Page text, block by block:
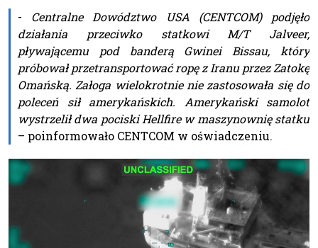
- Centralne Dowództwo USA (CENTCOM) podjęło
działania przeciwko statkowi M/T Jalveer,
pływającemu pod banderą Gwinei Bissau, który
próbował przetransportować ropę z Iranu przez Zatokę
Omańską. Załoga wielokrotnie nie zastosowała się do
poleceń sił amerykańskich. Amerykański samolot
wystrzelił dwa pociski Hellfire w maszynownię statku
– poinformowało CENTCOM w oświadczeniu.